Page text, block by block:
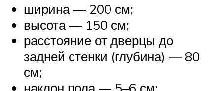
ширина — 200 см;
высота — 150 см;
расстояние от дверцы до
задней стенки (глубина) — 80
см;
наклон пола — 5–6 см;